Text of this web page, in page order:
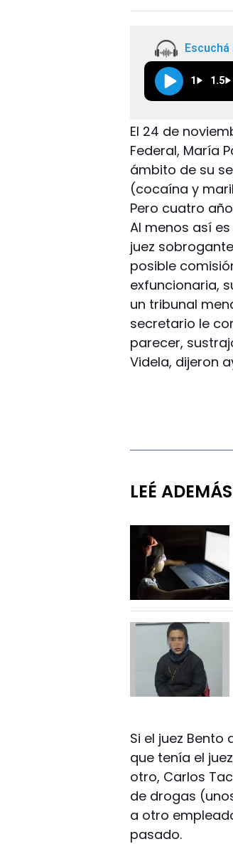
1 1.5
El 24 de
Federal, María
ámbito de su
(cocaína y
Pero cuatro
Al menos así
juez
posible
exfuncionaria,
un tribunal
secretario le
parecer,
Videla, dijeron
LEÉ ADEMÁS
Si el juez
que tenía el
otro, Carlos
de drogas
a otro
pasado.